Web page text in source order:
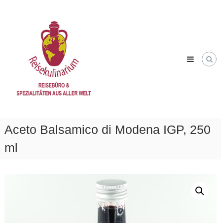
Aceto Balsamico di Modena IGP, 250
ml